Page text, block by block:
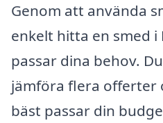
Genom att använda
enkelt hitta en smed i
passar dina behov.
jämföra flera offerter
bäst passar din